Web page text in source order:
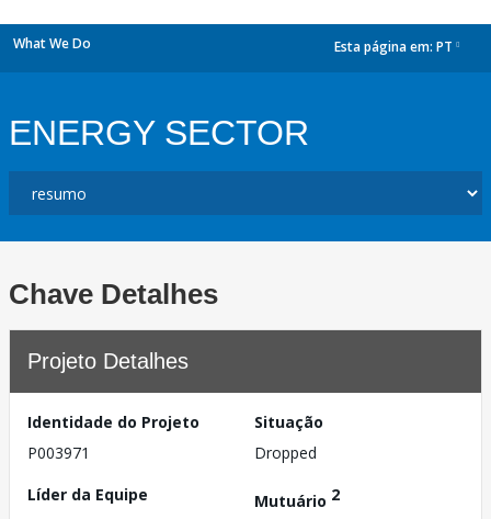
What We Do Esta página em: PT
ENERGY SECTOR
Chave Detalhes
Projeto Detalhes
Identidade do Projeto
P003971
Situação
Dropped
Líder da Equipe
Mutuário 2